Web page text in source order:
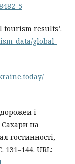
5
tourism results’.
data/global-
і
на
гостинності,
URL: